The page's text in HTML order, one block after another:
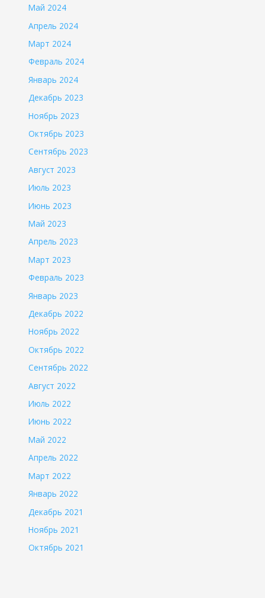
Май 2024
Апрель 2024
Март 2024
Февраль 2024
Январь 2024
Декабрь 2023
Ноябрь 2023
Октябрь 2023
Сентябрь 2023
Август 2023
Июль 2023
Июнь 2023
Май 2023
Апрель 2023
Март 2023
Февраль 2023
Январь 2023
Декабрь 2022
Ноябрь 2022
Октябрь 2022
Сентябрь 2022
Август 2022
Июль 2022
Июнь 2022
Май 2022
Апрель 2022
Март 2022
Январь 2022
Декабрь 2021
Ноябрь 2021
Октябрь 2021